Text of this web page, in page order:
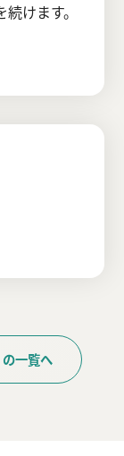
けます。
の一覧へ